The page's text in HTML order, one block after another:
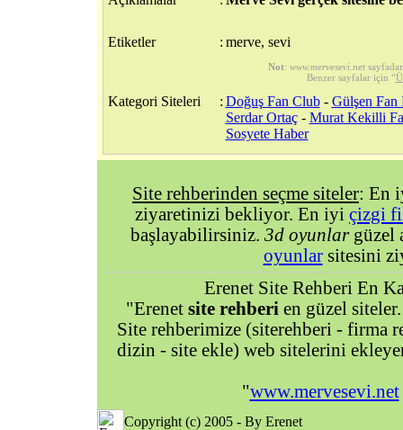
Etiketler : merve, sevi
Not: www.mervesevi.net
Benzer sayfalar için “
Kategori Siteleri : Doğuş Fan Club- Gülşen Fan
Serdar Ortaç- Murat Kekilli
Sosyete Haber
Site rehberinden seçme siteler: En
ziyaretinizi bekliyor. En iyi çizgi
başlayabilirsiniz. 3d oyunlargüzel
oyunlarsitesini
Erenet Site Rehberi En
"Erenet site rehberi en güzel
Site rehberimize (siterehberi - firma
dizin - site ekle) web sitelerini
"www.mervesevi.net
Copyright (c) 2005 - By Erenet